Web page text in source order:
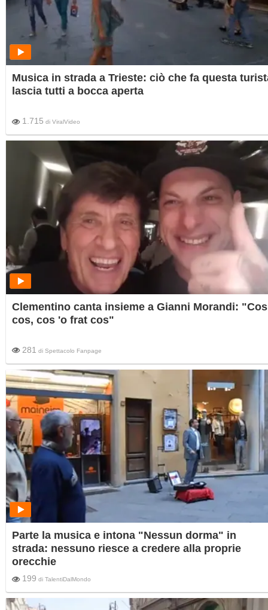
Musica in strada a Trieste: ciò che fa questa
lascia tutti a bocca aperta
1.715 di ViralVideo
Clementino canta insieme a Gianni Morandi:
cos, cos 'o frat cos"
281 di Spettacolo Fanpage
Parte la musica e intona "Nessun dorma" in
strada: nessuno riesce a credere alla proprie
orecchie
199 di TalentiDalMondo